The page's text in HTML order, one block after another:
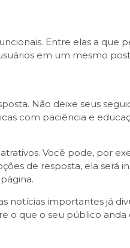
Entre elas a que
em um mesmo
Não deixe seus
com paciência e
Você pode, por
de resposta, ela será
notícias importantes já
o que o seu público